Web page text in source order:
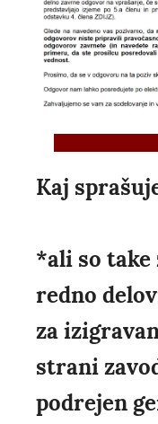
Kaj
*ali so take
redno
za
strani
podrejen